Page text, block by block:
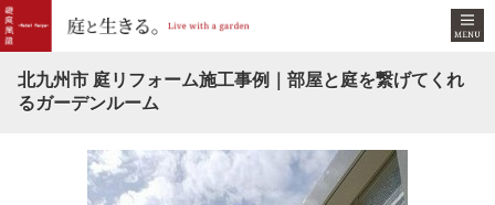
北九州市 庭リフォーム施工事例｜部屋と庭を繋げてくれ
るガーデンルーム